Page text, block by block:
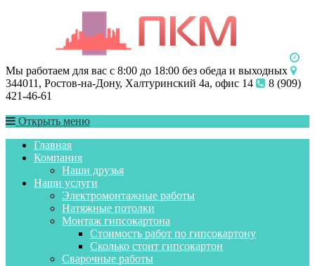
Мы работаем для вас с 8:00 до 18:00 без обеда и выходных
344011, Ростов-на-Дону, Халтуринский 4а, офис 14
8 (909)
421-46-61
Открыть меню
Главная
Компания
Наши друзья
Наши услуги
Электромонтажные работы
Натяжные потолки
Монтаж гипсокартона
Стоимость работ по гипсокартону
Сколько стоит гипсокартон
Сварочные работы